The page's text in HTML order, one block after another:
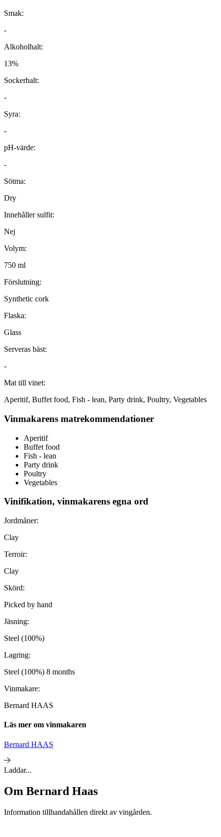
Smak:
-
Alkoholhalt:
13%
Sockerhalt:
-
Syra:
-
pH-värde:
-
Sötma:
Dry
Innehåller sulfit:
Nej
Volym:
750 ml
Förslutning:
Synthetic cork
Flaska:
Glass
Serveras bäst:
-
Mat till vinet:
Aperitif, Buffet food, Fish - lean, Party drink, Poultry, Vegetables
Vinmakarens matrekommendationer
Aperitif
Buffet food
Fish - lean
Party drink
Poultry
Vegetables
Vinifikation, vinmakarens egna ord
Jordmåner:
Clay
Terroir:
Clay
Skörd:
Picked by hand
Jäsning:
Steel (100%)
Lagring:
Steel (100%) 8 months
Vinmakare:
Bernard HAAS
Läs mer om vinmakaren
Bernard HAAS
Laddar...
Om Bernard Haas
Information tillhandahållen direkt av vingården.